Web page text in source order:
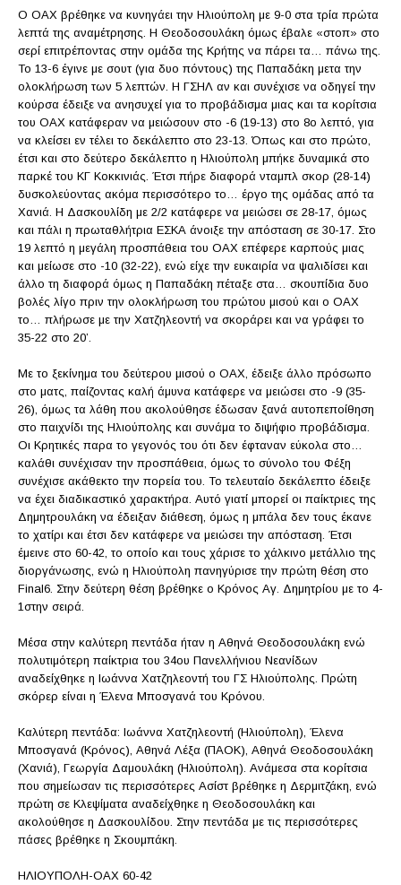
Ο ΟΑΧ βρέθηκε να κυνηγάει την Ηλιούπολη με 9-0 στα τρία πρώτα
λεπτά της αναμέτρησης. Η Θεοδοσουλάκη όμως έβαλε «στοπ» στο
σερί επιτρέποντας στην ομάδα της Κρήτης να πάρει τα… πάνω της.
Το 13-6 έγινε με σουτ (για δυο πόντους) της Παπαδάκη μετα την
ολοκλήρωση των 5 λεπτών. Η ΓΣΗΛ αν και συνέχισε να οδηγεί την
κούρσα έδειξε να ανησυχεί για το προβάδισμα μιας και τα κορίτσια
του ΟΑΧ κατάφεραν να μειώσουν στο -6 (19-13) στο 8ο λεπτό, για
να κλείσει εν τέλει το δεκάλεπτο στο 23-13. Όπως και στο πρώτο,
έτσι και στο δεύτερο δεκάλεπτο η Ηλιούπολη μπήκε δυναμικά στο
παρκέ του ΚΓ Κοκκινιάς. Έτσι πήρε διαφορά νταμπλ σκορ (28-14)
δυσκολεύοντας ακόμα περισσότερο το… έργο της ομάδας από τα
Χανιά. Η Δασκουλίδη με 2/2 κατάφερε να μειώσει σε 28-17, όμως
και πάλι η πρωταθλήτρια ΕΣΚΑ άνοιξε την απόσταση σε 30-17. Στο
19 λεπτό η μεγάλη προσπάθεια του ΟΑΧ επέφερε καρπούς μιας
και μείωσε στο -10 (32-22), ενώ είχε την ευκαιρία να ψαλιδίσει και
άλλο τη διαφορά όμως η Παπαδάκη πέταξε στα… σκουπίδια δυο
βολές λίγο πριν την ολοκλήρωση του πρώτου μισού και ο ΟΑΧ
το… πλήρωσε με την Χατζηλεοντή να σκοράρει και να γράφει το
35-22 στο 20’.
Με το ξεκίνημα του δεύτερου μισού ο ΟΑΧ, έδειξε άλλο πρόσωπο
στο ματς, παίζοντας καλή άμυνα κατάφερε να μειώσει στο -9 (35-
26), όμως τα λάθη που ακολούθησε έδωσαν ξανά αυτοπεποίθηση
στο παιχνίδι της Ηλιούπολης και συνάμα το διψήφιο προβάδισμα.
Οι Κρητικές παρα το γεγονός του ότι δεν έφταναν εύκολα στο…
καλάθι συνέχισαν την προσπάθεια, όμως το σύνολο του Φέξη
συνέχισε ακάθεκτο την πορεία του. Το τελευταίο δεκάλεπτο έδειξε
να έχει διαδικαστικό χαρακτήρα. Αυτό γιατί μπορεί οι παίκτριες της
Δημητρουλάκη να έδειξαν διάθεση, όμως η μπάλα δεν τους έκανε
το χατίρι και έτσι δεν κατάφερε να μειώσει την απόσταση. Έτσι
έμεινε στο 60-42, το οποίο και τους χάρισε το χάλκινο μετάλλιο της
διοργάνωσης, ενώ η Ηλιούπολη πανηγύρισε την πρώτη θέση στο
Final6. Στην δεύτερη θέση βρέθηκε ο Κρόνος Αγ. Δημητρίου με το 4-
1στην σειρά.
Μέσα στην καλύτερη πεντάδα ήταν η Αθηνά Θεοδοσουλάκη ενώ
πολυτιμότερη παίκτρια του 34ου Πανελλήνιου Νεανίδων
αναδείχθηκε η Ιωάννα Χατζηλεοντή του ΓΣ Ηλιούπολης. Πρώτη
σκόρερ είναι η Έλενα Μποσγανά του Κρόνου.
Καλύτερη πεντάδα: Ιωάννα Χατζηλεοντή (Ηλιούπολη), Έλενα
Μποσγανά (Κρόνος), Αθηνά Λέξα (ΠΑΟΚ), Αθηνά Θεοδοσουλάκη
(Χανιά), Γεωργία Δαμουλάκη (Ηλιούπολη). Ανάμεσα στα κορίτσια
που σημείωσαν τις περισσότερες Ασίστ βρέθηκε η Δερμιτζάκη, ενώ
πρώτη σε Κλεψίματα αναδείχθηκε η Θεοδοσουλάκη και
ακολούθησε η Δασκουλίδου. Στην πεντάδα με τις περισσότερες
πάσες βρέθηκε η Σκουμπάκη.
ΗΛΙΟΥΠΟΛΗ-ΟΑΧ 60-42